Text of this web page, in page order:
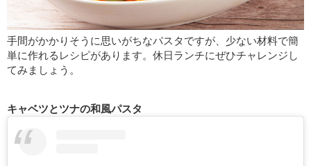
手間がかかりそうに思いがちなパスタですが、少ない材料で簡
単に作れるレシピがあります。休日ランチにぜひチャレンジし
てみましょう。
キャベツとツナの和風パスタ